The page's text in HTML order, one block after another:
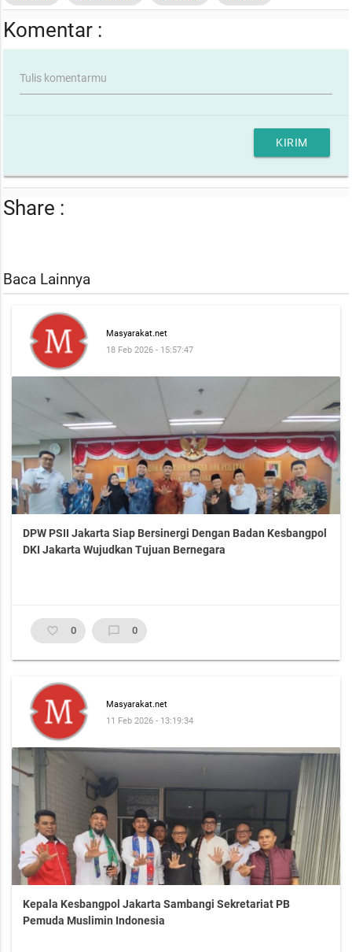
Komentar :
Tulis komentarmu
KIRIM
Share :
Baca Lainnya
Masyarakat.net
18 Feb 2026 - 15:57:47
DPW PSII Jakarta Siap Bersinergi Dengan Badan Kesbangpol
DKI Jakarta Wujudkan Tujuan Bernegara
favorite_border 0 chat_bubble_outline 0
Masyarakat.net
11 Feb 2026 - 13:19:34
Kepala Kesbangpol Jakarta Sambangi Sekretariat PB
Pemuda Muslimin Indonesia